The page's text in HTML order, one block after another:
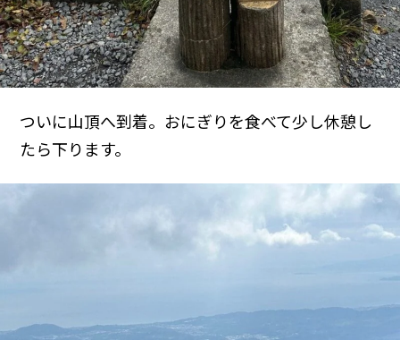
ついに山頂へ到着。おにぎりを食べて少し休憩し
たら下ります。